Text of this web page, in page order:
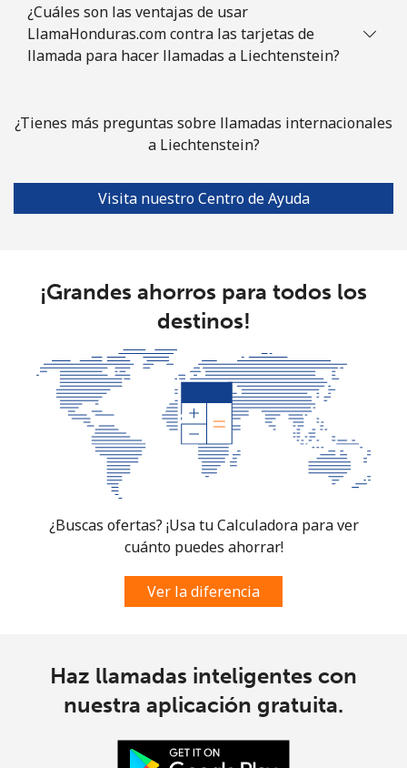
¿Cuáles son las ventajas de usar
LlamaHonduras.com contra las tarjetas de
llamada para hacer llamadas a Liechtenstein?
¿Tienes más preguntas sobre llamadas internacionales
a Liechtenstein?
Visita nuestro Centro de Ayuda
¡Grandes ahorros para todos los
destinos!
¿Buscas ofertas? ¡Usa tu Calculadora para ver
cuánto puedes ahorrar!
Ver la diferencia
Haz llamadas inteligentes con
nuestra aplicación gratuita.